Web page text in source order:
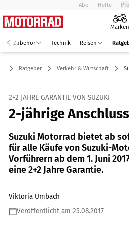
Abo Hefte
Marken
Zubehör Technik Reisen
Ratgeber Verkehr & Wirtschaft
2+2 JAHRE GARANTIE VON SUZUKI
2-jährige
Suzuki Motorrad bietet ab
für alle Käufe von Suzuki-
Vorführern ab dem 1. Juni
eine 2+2 Jahre Garantie.
Viktoria Umbach
Veröffentlicht am 25.08.2017